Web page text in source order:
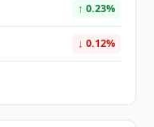
↑ 0.23%
↓ 0.12%